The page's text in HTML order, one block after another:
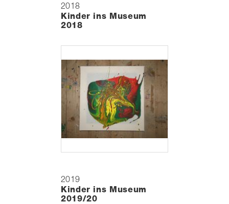
2018
Kinder ins Museum
2018
2019
Kinder ins Museum
2019/20